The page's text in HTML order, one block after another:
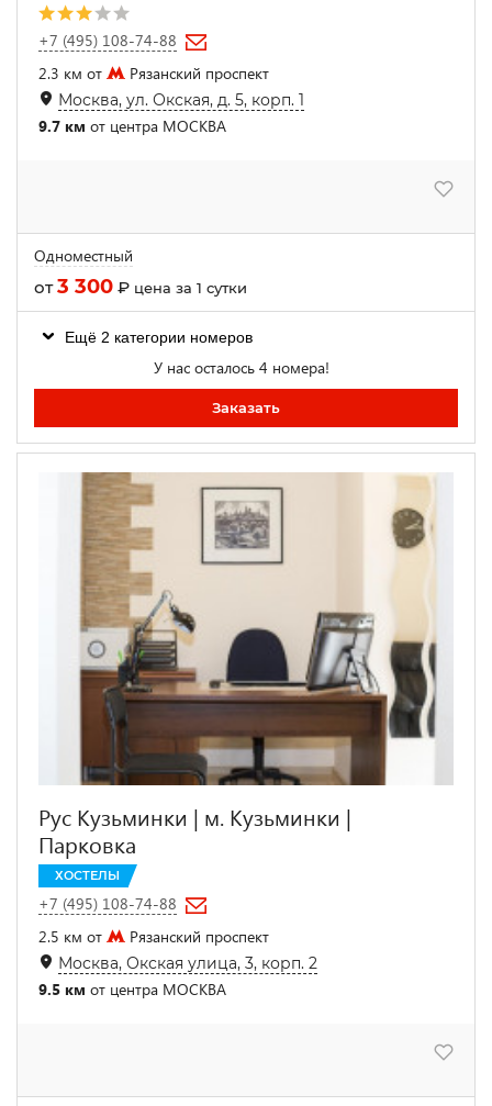
+7 (495) 108-74-88
2.3 км от
Рязанский проспект
Москва, ул. Окская, д. 5, корп. 1
9.7 км от центра МОСКВА
Одноместный
от3 300 ₽ цена за 1 сутки
Ещё 2 категории номеров
У нас осталось 4 номера!
Заказать
Рус Кузьминки | м. Кузьминки |
Парковка
ХОСТЕЛЫ
+7 (495) 108-74-88
2.5 км от
Рязанский проспект
Москва, Окская улица, 3, корп. 2
9.5 км от центра МОСКВА